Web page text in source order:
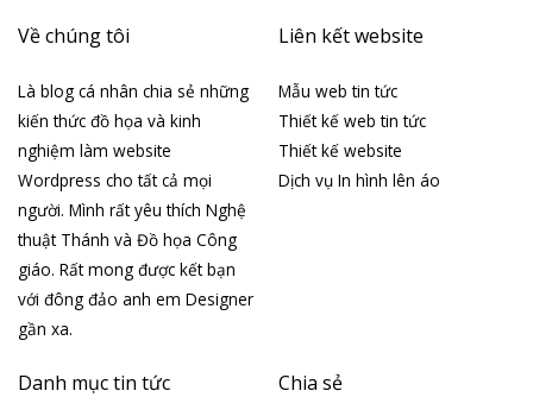
Về chúng tôi
Là blog cá nhân chia sẻ những
kiến thức đồ họa và kinh
nghiệm làm website
Wordpress cho tất cả mọi
người. Mình rất yêu thích Nghệ
thuật Thánh và Đồ họa Công
giáo. Rất mong được kết bạn
với đông đảo anh em Designer
gần xa.
Liên kết website
Mẫu web tin tức
Thiết kế web tin tức
Thiết kế website
Dịch vụ In hình lên áo
Danh mục tin tức Chia sẻ